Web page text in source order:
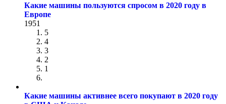
Какие машины пользуются спросом в 2020 году в
Европе
1951
5
4
3
2
1
Какие машины активнее всего покупают в 2020 году